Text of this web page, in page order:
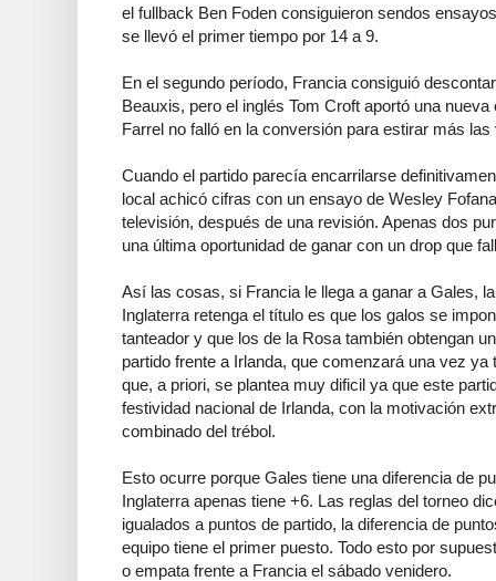
el fullback Ben Foden consiguieron sendos
se llevó el primer tiempo por 14 a 9.
En el segundo período, Francia consiguió
Beauxis, pero el inglés Tom Croft aportó una
Farrel no falló en la conversión para estirar más las
Cuando el partido parecía encarrilarse
local achicó cifras con un ensayo de Wesley
televisión, después de una revisión. Apenas dos
una última oportunidad de ganar con un drop que
Así las cosas, si Francia le llega a ganar a Gales,
Inglaterra retenga el título es que los galos se
tanteador y que los de la Rosa también obtengan
partido frente a Irlanda, que comenzará una vez
que, a priori, se plantea muy dificil ya que este
festividad nacional de Irlanda, con la motivación
combinado del trébol.
Esto ocurre porque Gales tiene una diferencia de
Inglaterra apenas tiene +6. Las reglas del torneo
igualados a puntos de partido, la diferencia de
equipo tiene el primer puesto. Todo esto por
o empata frente a Francia el sábado venidero.